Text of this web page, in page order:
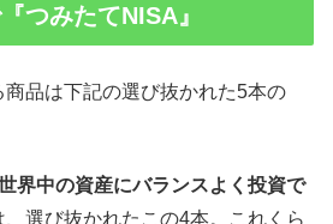
つみたてNISA』
品は下記の選び抜かれた5本の
界中の資産にバランスよく投資で
、選び抜かれたこの4本。これくら